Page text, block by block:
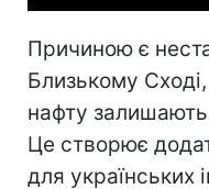
Причиною є
Близькому Сході,
нафту
Це створює
для українських